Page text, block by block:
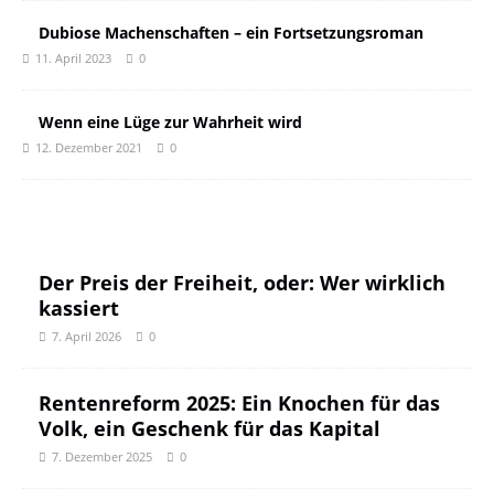
Dubiose Machenschaften – ein Fortsetzungsroman
11. April 2023 0
Wenn eine Lüge zur Wahrheit wird
12. Dezember 2021 0
Der Preis der Freiheit, oder: Wer wirklich
kassiert
7. April 2026 0
Rentenreform 2025: Ein Knochen für das
Volk, ein Geschenk für das Kapital
7. Dezember 2025 0